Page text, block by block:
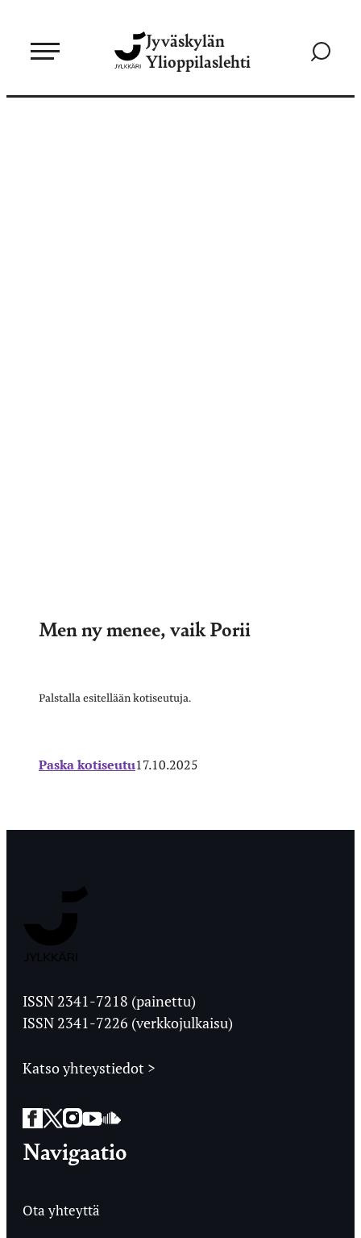
sisältöön
Jyväskylän
Ylioppilaslehti
Siirry
Men ny menee, vaik Porii
Palstalla esitellään kotiseutuja.
Paska kotiseutu17.10.2025
Ylioppilaslehti
ISSN 2341-7218 (painettu)
ISSN 2341-7226 (verkkojulkaisu)
Katso yhteystiedot >
Facebook
Twitter
Instagram
YouTube
SoundCloud
Navigaatio
Ota yhteyttä